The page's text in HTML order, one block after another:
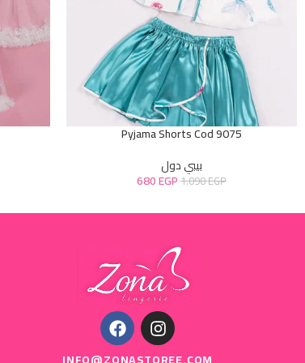
Pyjama Shorts Cod 9075
بيبي دول
1.090EGP
680EGP